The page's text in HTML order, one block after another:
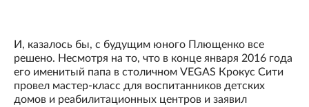
И, казалось бы, с будущим юного Плющенко все
решено. Несмотря на то, что в конце января 2016 года
его именитый папа в столичном VEGAS Крокус Сити
провел мастер-класс для воспитанников детских
домов и реабилитационных центров и заявил